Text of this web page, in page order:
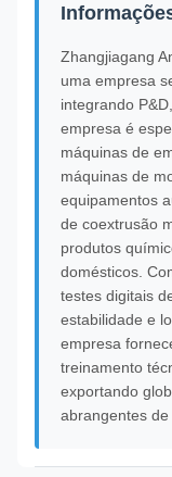
Zhangjiagang
uma empresa
integrando
empresa é
máquinas de
máquinas de
equipamentos
de coextrusão
produtos
domésticos.
testes digitais
estabilidade e
empresa
treinamento
exportando
abrangentes de